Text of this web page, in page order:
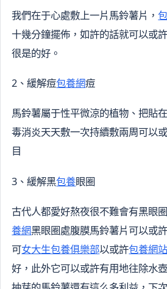
我們在于心處敷上一片馬鈴薯片，
十幾分鐘擺佈，如許的話就可以或
很是的好。
2、緩解痘包養網痘
馬鈴薯屬于性平微涼的植物、把貼
毒消炎天天敷一次持續敷兩周可以
目
3、緩解黑包養眼圈
古代人都愛好熬夜很不難會有黑眼
養網黑眼圈處腹膜馬鈴薯片可以或
可女大生包養俱樂部以或許包養網
好，此外它可以或許有用地往除水